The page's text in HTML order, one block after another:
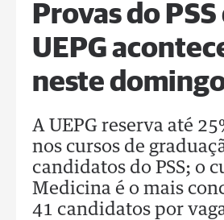
Provas do PSS
UEPG
neste
A UEPG reserva até
nos cursos de
candidatos do PSS; o
Medicina é o mais
41 candidatos por